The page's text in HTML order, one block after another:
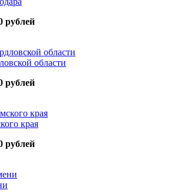
рублей
области
рублей
края
рублей